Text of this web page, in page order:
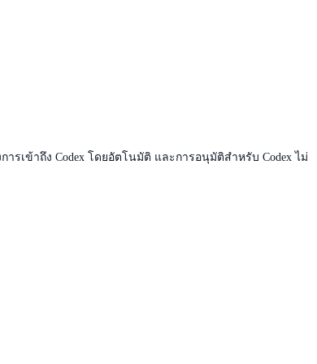
รเข้าถึง Codex โดยอัตโนมัติ และการอนุมัติสำหรับ Codex ไม่